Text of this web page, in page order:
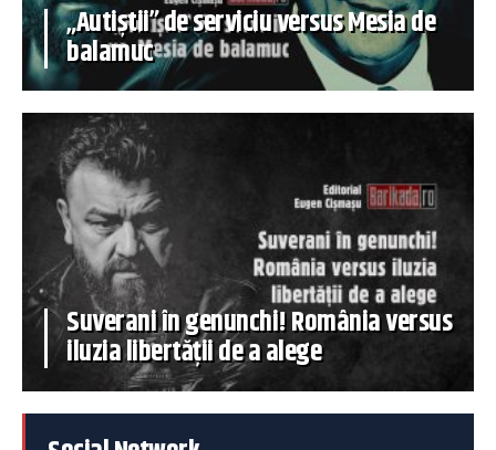
„Autiștii” de serviciu versus Mesia de
balamuc
Suverani în genunchi! România versus
iluzia libertății de a alege